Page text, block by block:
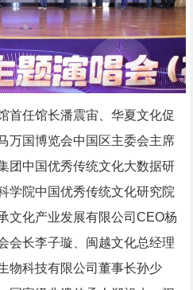
首任馆长潘震宙、华夏文化促
万国博览会中国区主委会主席
团中国优秀传统文化大数据研
学院中国优秀传统文化研究院
文化产业发展有限公司CEO杨
会长李子璇、闽越文化总经理
物科技有限公司董事长孙少